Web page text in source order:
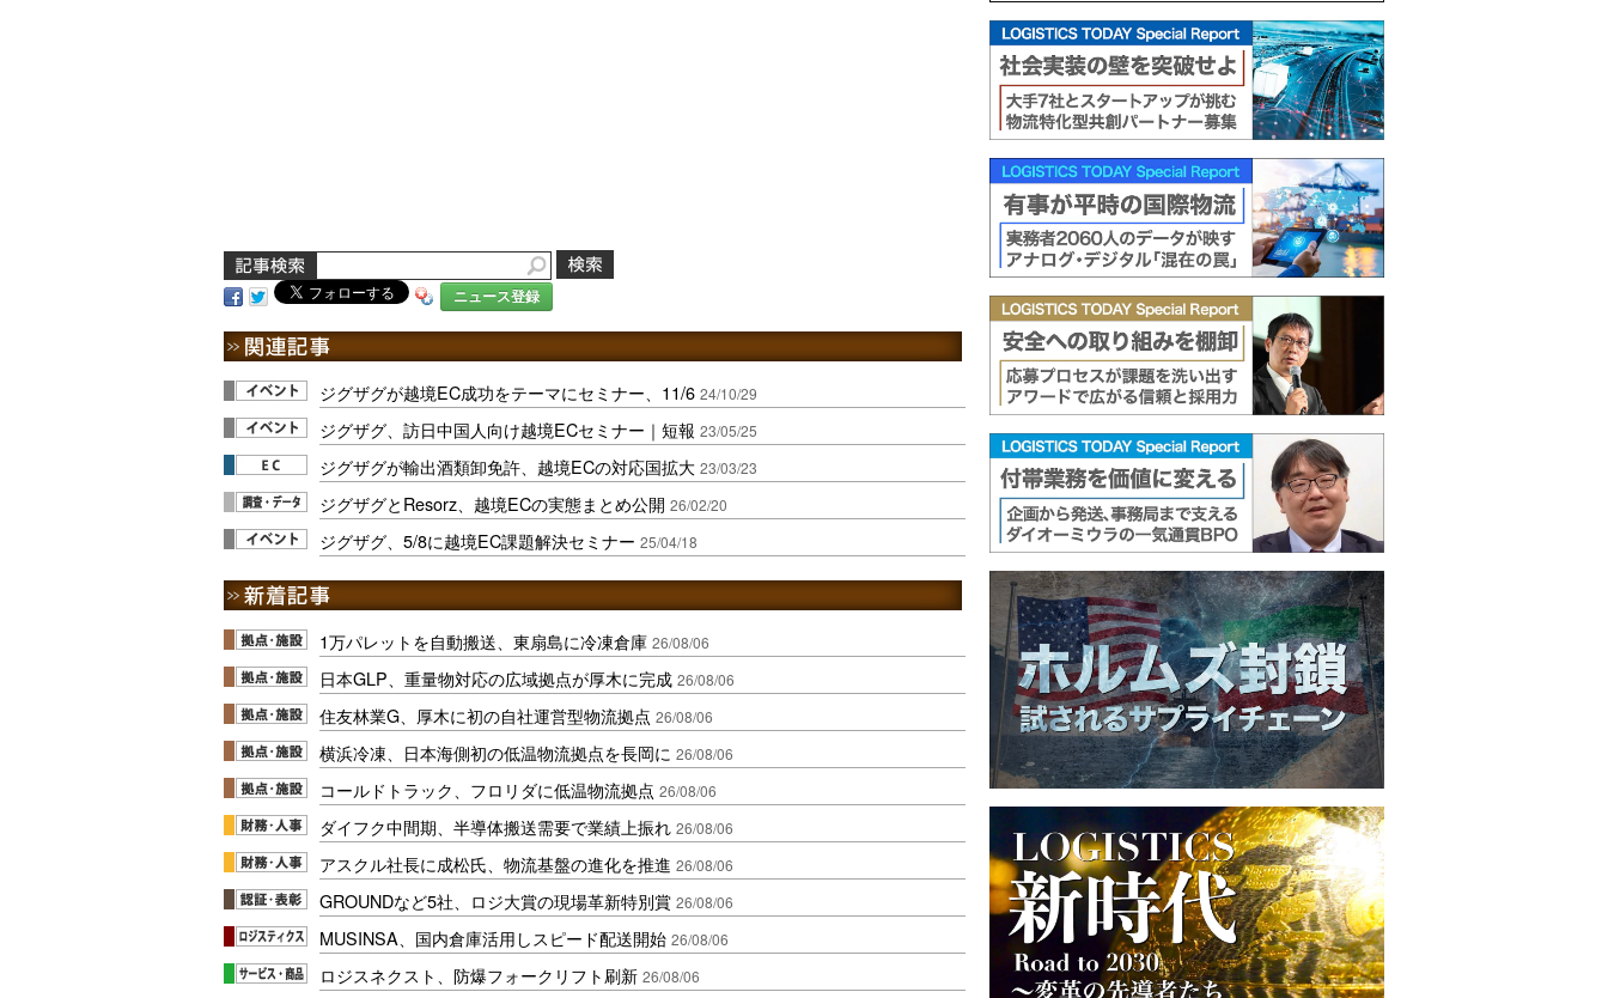
ニュース登録
ジグザグが越境EC成功をテーマにセミナー、11/6 24/10/29
ジグザグ、訪日中国人向け越境ECセミナー｜短報 23/05/25
ジグザグが輸出酒類卸免許、越境ECの対応国拡大 23/03/23
ジグザグとResorz、越境ECの実態まとめ公開 26/02/20
ジグザグ、5/8に越境EC課題解決セミナー 25/04/18
1万パレットを自動搬送、東扇島に冷凍倉庫 26/08/06
日本GLP、重量物対応の広域拠点が厚木に完成 26/08/06
住友林業G、厚木に初の自社運営型物流拠点 26/08/06
横浜冷凍、日本海側初の低温物流拠点を長岡に 26/08/06
コールドトラック、フロリダに低温物流拠点 26/08/06
ダイフク中間期、半導体搬送需要で業績上振れ 26/08/06
アスクル社長に成松氏、物流基盤の進化を推進 26/08/06
GROUNDなど5社、ロジ大賞の現場革新特別賞 26/08/06
MUSINSA、国内倉庫活用しスピード配送開始 26/08/06
ロジスネクスト、防爆フォークリフト刷新 26/08/06